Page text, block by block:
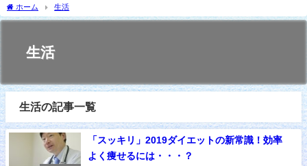
ホーム 生活
生活
生活の記事一覧
「スッキリ」2019ダイエットの新常識！効率
よく痩せるには・・・？